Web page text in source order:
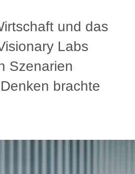
und das
Labs
Szenarien
brachte